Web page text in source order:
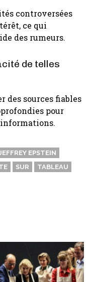
controversées
ce qui
des rumeurs.
de telles
des sources fiables
pour
informations.
EPSTEIN
SUR
TABLEAU